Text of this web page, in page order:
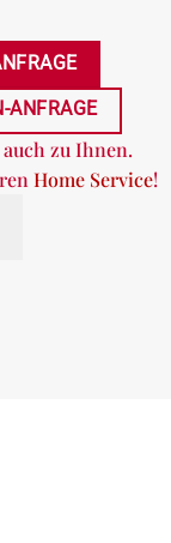
ANFRAGE
zu Ihnen.
Home Service!